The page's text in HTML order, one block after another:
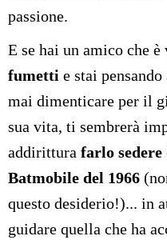
passione.
E se hai un amico che è
fumetti e stai pensando
mai dimenticare per il
sua vita, ti sembrerà
addirittura farlo
Batmobile del 1966
questo desiderio!)... in
guidare quella che ha